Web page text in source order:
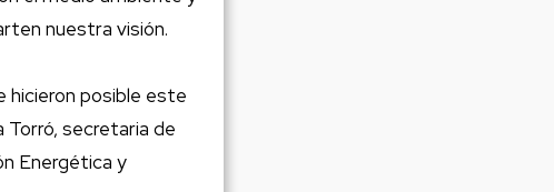
nuestra visión.
hicieron posible este
Torró, secretaria de
Energética y